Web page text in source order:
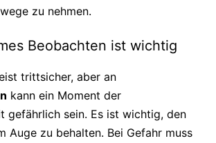
zu nehmen.
Beobachten ist wichtig
trittsicher, aber an
kann ein Moment der
gefährlich sein. Es ist wichtig, den
Auge zu behalten. Bei Gefahr muss